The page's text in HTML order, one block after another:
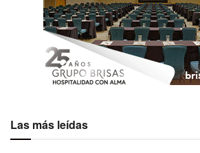
Las más leídas